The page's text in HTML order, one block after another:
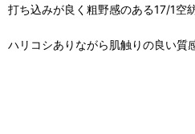
打ち込みが良く粗野感のある17/1空
ハリコシありながら肌触りの良い質